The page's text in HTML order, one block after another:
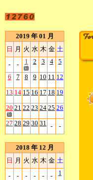
2019 年 01 月
日 月 火 水 木 金 土
- - 1 2 3 4 5
6 7 8 9 10 11 12
13 14 15 16 17 18 19
20 21 22 23 24 25 26
27 28 29 30 31 - -
2018 年 12 月
日 月 火 水 木 金 土
- - - - - - 1